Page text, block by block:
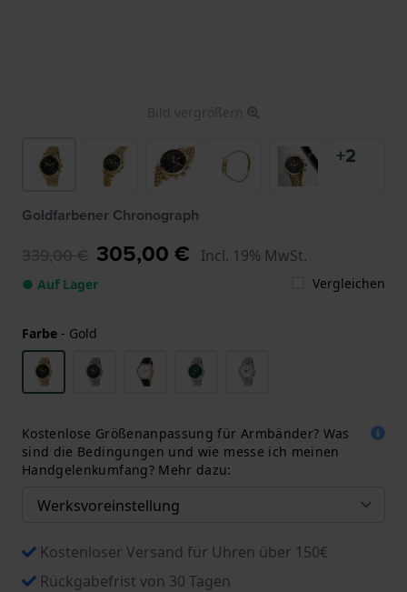
Bild vergrößern
+2
Goldfarbener Chronograph
339,00 € 305,00 € Incl. 19% MwSt.
● Auf Lager Vergleichen
Farbe - Gold
Kostenlose Größenanpassung für Armbänder? Was
sind die Bedingungen und wie messe ich meinen
Handgelenkumfang? Mehr dazu:
Kostenloser Versand für Uhren über 150€
Rückgabefrist von 30 Tagen